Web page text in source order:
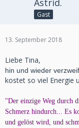
Gast
13. September 2018
Liebe Tina,
hin und wieder
kostet so viel Energie
"Der einzige Weg durch
Schmerz hindurch... Es
und gelöst wird, und